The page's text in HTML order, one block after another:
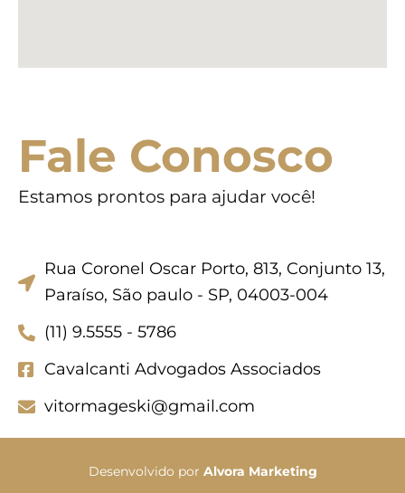
Fale Conosco
Estamos prontos para ajudar você!
Rua Coronel Oscar Porto, 813, Conjunto 13,
Paraíso, São paulo - SP, 04003-004
(11) 9.5555 - 5786
Cavalcanti Advogados Associados
vitormageski@gmail.com
Desenvolvido por Alvora Marketing